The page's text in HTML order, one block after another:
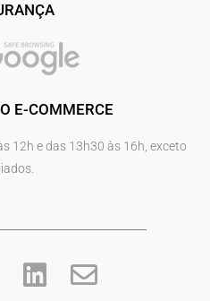
E-COMMERCE
12h e das 13h30 às 16h, exceto